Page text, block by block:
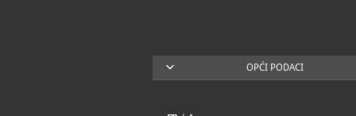
OPĆI PODACI